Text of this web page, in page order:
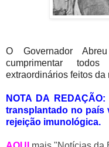
O Governador
cumprimentar
extraordinários feitos
NOTA DA
transplantado no país
rejeição imunológica.